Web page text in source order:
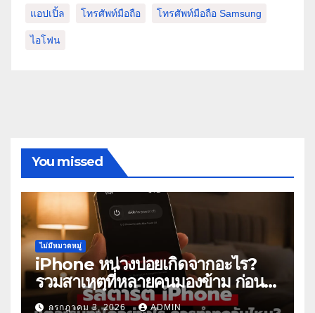
แอปเปิ้ล โทรศัพท์มือถือ โทรศัพท์มือถือ Samsung
ไอโฟน
You missed
ไม่มีหมวดหมู่
iPhone หน่วงบ่อยเกิดจากอะไร?
รวมสาเหตุที่หลายคนมองข้าม ก่อน
คิดว่าเครื่องเสีย
กรกฎาคม 3, 2026 ADMIN